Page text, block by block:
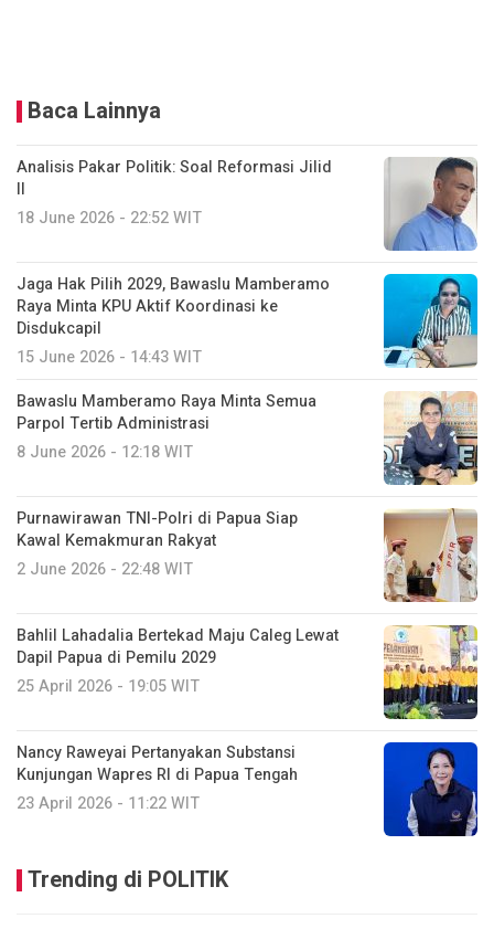
Baca Lainnya
Analisis Pakar Politik: Soal Reformasi Jilid
II
18 June 2026 - 22:52 WIT
Jaga Hak Pilih 2029, Bawaslu Mamberamo
Raya Minta KPU Aktif Koordinasi ke
Disdukcapil
15 June 2026 - 14:43 WIT
Bawaslu Mamberamo Raya Minta Semua
Parpol Tertib Administrasi
8 June 2026 - 12:18 WIT
Purnawirawan TNI-Polri di Papua Siap
Kawal Kemakmuran Rakyat
2 June 2026 - 22:48 WIT
Bahlil Lahadalia Bertekad Maju Caleg Lewat
Dapil Papua di Pemilu 2029
25 April 2026 - 19:05 WIT
Nancy Raweyai Pertanyakan Substansi
Kunjungan Wapres RI di Papua Tengah
23 April 2026 - 11:22 WIT
Trending di POLITIK